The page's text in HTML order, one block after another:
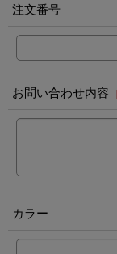
注文番号
お問い合わせ内容
カラー